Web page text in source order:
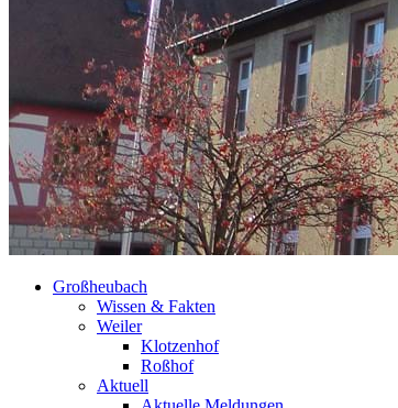
Großheubach
Wissen & Fakten
Weiler
Klotzenhof
Roßhof
Aktuell